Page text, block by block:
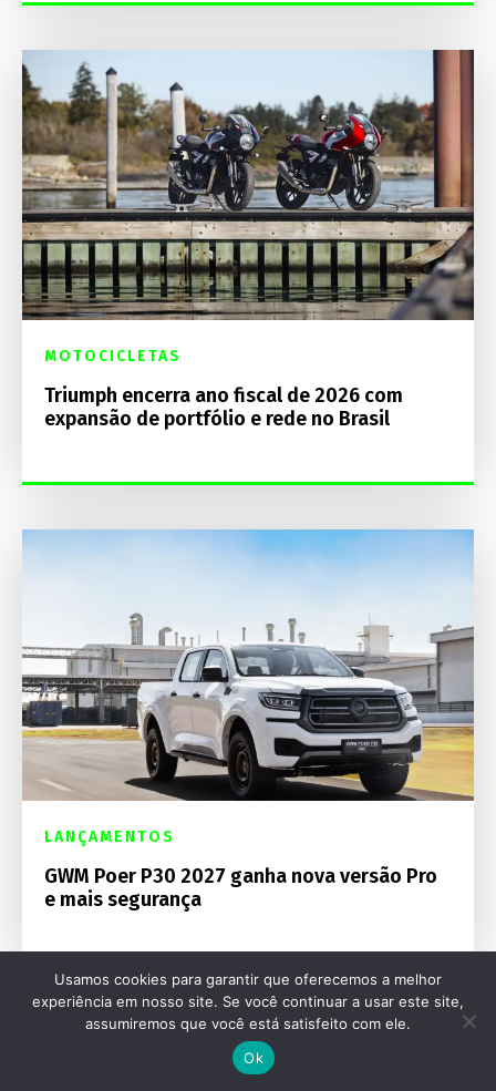
MOTOCICLETAS
Triumph encerra ano fiscal de 2026 com
expansão de portfólio e rede no Brasil
LANÇAMENTOS
GWM Poer P30 2027 ganha nova versão Pro
e mais segurança
Destaques Mecânica Online
Usamos cookies para garantir que oferecemos a melhor
experiência em nosso site. Se você continuar a usar este site,
assumiremos que você está satisfeito com ele.
Ok